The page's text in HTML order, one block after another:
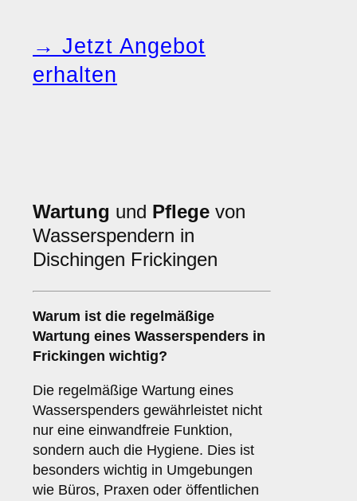
→ Jetzt Angebot
erhalten
Wartung und Pflege von
Wasserspendern in
Dischingen Frickingen
Warum ist die regelmäßige
Wartung eines Wasserspenders in
Frickingen wichtig?
Die regelmäßige Wartung eines
Wasserspenders gewährleistet nicht
nur eine einwandfreie Funktion,
sondern auch die Hygiene. Dies ist
besonders wichtig in Umgebungen
wie Büros, Praxen oder öffentlichen